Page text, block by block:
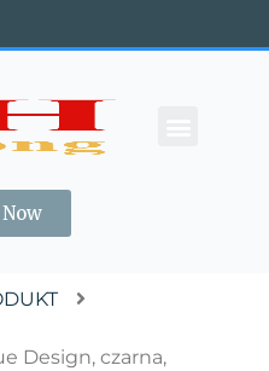
Design, czarna,